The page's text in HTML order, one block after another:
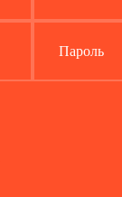
Пароль